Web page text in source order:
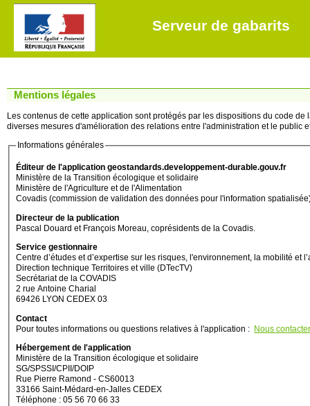
Serveur de gabarits
Mentions légales
Les contenus de cette application sont protégés par les dispositions du code
diverses mesures d'amélioration des relations entre l'administration et le public
Informations générales
Éditeur de l'application geostandards.developpement-durable.gouv.fr
Ministère de la Transition écologique et solidaire
Ministère de l'Agriculture et de l'Alimentation
Covadis (commission de validation des données pour l'information
Directeur de la publication
Pascal Douard et François Moreau, coprésidents de la Covadis.
Service gestionnaire
Centre d’études et d’expertise sur les risques, l'environnement, la mobilité et
Direction technique Territoires et ville (DTecTV)
Secrétariat de la COVADIS
2 rue Antoine Charial
69426 LYON CEDEX 03
Contact
Pour toutes informations ou questions relatives à l'application : Nous
Hébergement de l'application
Ministère de la Transition écologique et solidaire
SG/SPSSI/CPII/DOIP
Rue Pierre Ramond - CS60013
33166 Saint-Médard-en-Jalles CEDEX
Téléphone : 05 56 70 66 33